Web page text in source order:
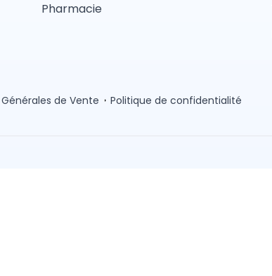
Pharmacie
de Vente Politique de confidentialité